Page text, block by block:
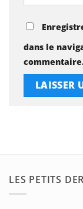
dans le
LES PETITS